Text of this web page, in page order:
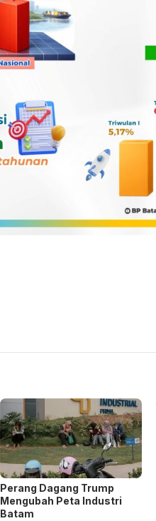
Perang Dagang Trump
Mengubah Peta Industri
Batam